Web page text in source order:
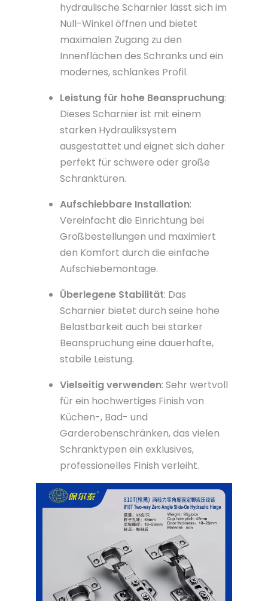
hydraulische Scharnier lässt sich im
Null-Winkel öffnen und bietet
maximalen Zugang zu den
Innenflächen des Schranks und ein
modernes, schlankes Profil.
Leistung für hohe Beanspruchung:
Dieses Scharnier ist mit einem
starken Hydrauliksystem
ausgestattet und eignet sich daher
perfekt für schwere oder große
Schranktüren.
Aufschiebbare Installation:
Vereinfacht die Einrichtung bei
Großbestellungen und maximiert
den Komfort durch die einfache
Aufschiebemontage.
Überlegene Stabilität: Das
Scharnier bietet durch seine hohe
Belastbarkeit auch bei starker
Beanspruchung eine dauerhafte,
stabile Leistung.
Vielseitig verwenden: Sehr wertvoll
für ein hochwertiges Finish von
Küchen-, Bad- und
Garderobenschränken, das vielen
Schranktypen ein exklusives,
professionelles Finish verleiht.